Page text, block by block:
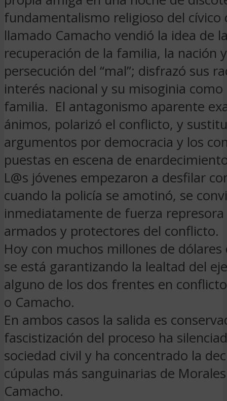
fundamentalismo religioso del cívico
llamado Camacho vendió la idea de
recuperación de la familia, la nación
persecución del “mal”; disfrazó sus
interés nacional y su misoginia
familia. El antagonismo aparente
ánimos, polarizó el conflicto, y
argumentos por democracia y los
puestas en escena de
L@s jóvenes empezaron a desfilar
cuando la policía se amotinó, se
inmediatamente de fuerza represora
armados y protectores del conflicto.
Hoy con muchos millones de
se está garantizando la lealtad del
alguno de los dos frentes en
o Camacho.
En ambos casos la salida es
fascistización del proceso ha
sociedad civil y ha concentrado la
cúpulas más sanguinarias de
Camacho.